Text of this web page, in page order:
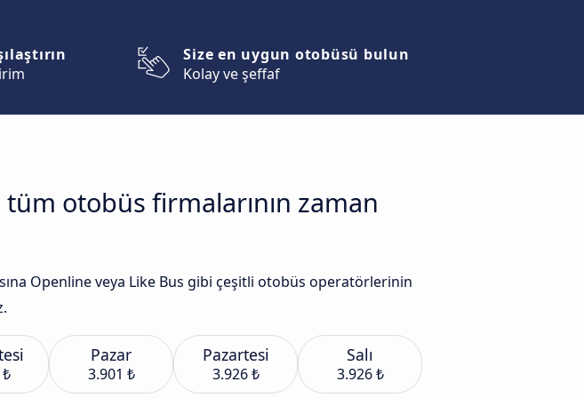
Size en uygun otobüsü bulun
Kolay ve şeffaf
otobüs firmalarının zaman
Openline veya Like Bus gibi çeşitli otobüs operatörlerinin
Pazar
3.901 ₺
Pazartesi
3.926 ₺
Salı
3.926 ₺